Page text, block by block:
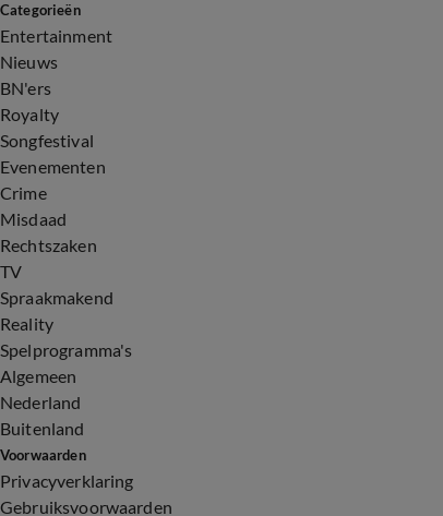
Categorieën
Entertainment
Nieuws
BN'ers
Royalty
Songfestival
Evenementen
Crime
Misdaad
Rechtszaken
TV
Spraakmakend
Reality
Spelprogramma's
Algemeen
Nederland
Buitenland
Voorwaarden
Privacyverklaring
Gebruiksvoorwaarden